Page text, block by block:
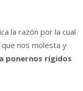
la razón por la cual
nos molesta y
ponernos rígidos